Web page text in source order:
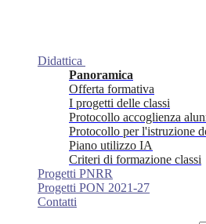
Didattica
Panoramica
Offerta formativa
I progetti delle classi
Protocollo accoglienza
Protocollo per l'istruzione
Piano utilizzo IA
Criteri di formazione classi
Progetti PNRR
Progetti PON 2021-27
Contatti